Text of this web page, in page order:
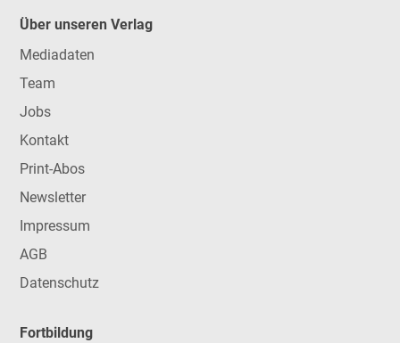
Über unseren Verlag
Mediadaten
Team
Jobs
Kontakt
Print-Abos
Newsletter
Impressum
AGB
Datenschutz
Fortbildung